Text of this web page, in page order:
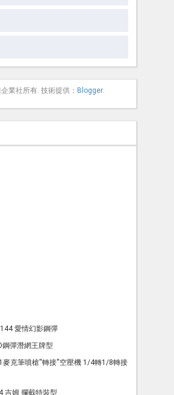
業社所有. 技術提供：Blogger.
愛情幻影鋼彈
鋼彈潛網王牌型
麥克筆噴槍''轉接''空壓機 1/4轉1/8轉接
吉姆 攔截特裝型